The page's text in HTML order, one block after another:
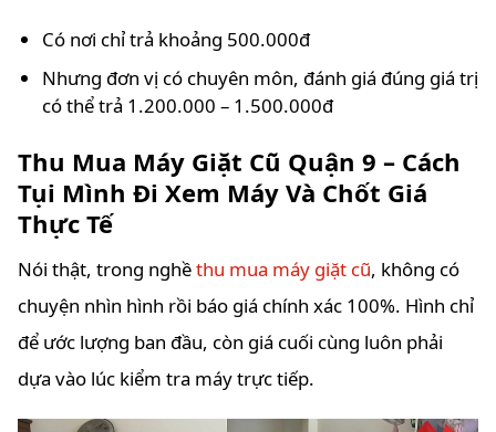
Có nơi chỉ trả khoảng 500.000đ
Nhưng đơn vị có chuyên môn, đánh giá đúng giá trị
có thể trả 1.200.000 – 1.500.000đ
Thu Mua Máy Giặt Cũ Quận 9 – Cách
Tụi Mình Đi Xem Máy Và Chốt Giá
Thực Tế
Nói thật, trong nghềthu mua máy giặt cũ, không có
chuyện nhìn hình rồi báo giá chính xác 100%. Hình chỉ
để ước lượng ban đầu, còn giá cuối cùng luôn phải
dựa vào lúc kiểm tra máy trực tiếp.